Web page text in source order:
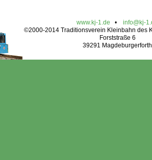
www.kj-1.de • info@kj-
©2000-2014 Traditionsverein Kleinbahn des
Forststraße 6
39291 Magdeburgerforth